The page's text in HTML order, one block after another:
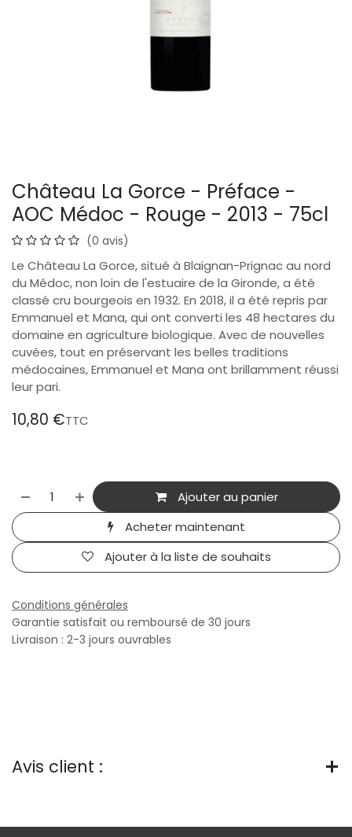
Château La Gorce - Préface -
AOC Médoc - Rouge - 2013 - 75cl
(0 avis)
Le Château La Gorce, situé à Blaignan-Prignac au nord
du Médoc, non loin de l'estuaire de la Gironde, a été
classé cru bourgeois en 1932. En 2018, il a été repris par
Emmanuel et Mana, qui ont converti les 48 hectares du
domaine en agriculture biologique. Avec de nouvelles
cuvées, tout en préservant les belles traditions
médocaines, Emmanuel et Mana ont brillamment réussi
leur pari.
10,80 €TTC
Ajouter au panier
Acheter maintenant
Ajouter à la liste de souhaits
Conditions générales
Garantie satisfait ou remboursé de 30 jours
Livraison : 2-3 jours ouvrables
Avis client :